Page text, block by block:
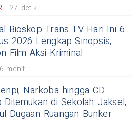
27 detik
Bioskop Trans TV Hari Ini 6
2026 Lengkap Sinopsis,
Film Aksi-Kriminal
6 menit
Narkoba hingga CD
Ditemukan di Sekolah Jaksel,
Dugaan Ruangan Bunker